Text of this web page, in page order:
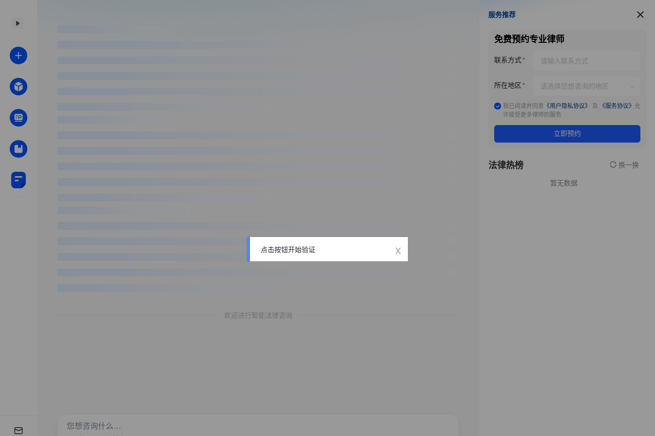
欢迎进行智能法律咨询
服务推荐
服务推荐
免费预约专业律师
联系方式
所在地区
我已阅读并同意 《用户隐私协议》 及 《服务协议》 允
许接受更多律师的服务
立即预约
法律热榜 换一换
暂无数据
点击按钮开始验证 x